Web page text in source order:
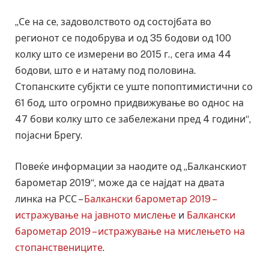
„Се на се, задоволството од состојбата во
регионот се подобрува и од 35 бодови од 100
колку што се измерени во 2015 г., сега има 44
бодови, што е и натаму под половина.
Стопанските субјкти се уште попоптимистични со
61 бод, што огромно придвижување во однос на
47 бови колку што се забележани пред 4 години“,
појасни Брегу.
Повеќе информации за наодите од „Балканскиот
барометар 2019“, може да се најдат на двата
линка на РСС –Балкански барометар 2019 –
истражување на јавното мислење и Балкански
барометар 2019 – истражување на мислењето на
стопанствениците.